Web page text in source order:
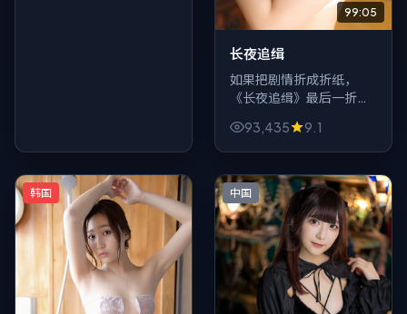
99:05
长夜追缉
如果把剧情折成折纸，
《长夜追缉》最后一折一
像质感偏克制，爱情冲突
却写得狠，适合喜欢「笑
93,435 9.1
韩国 中国